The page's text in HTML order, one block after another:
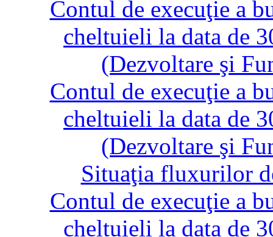
Contul de execuţie a
cheltuieli la data de
(Dezvoltare şi
Contul de execuţie a
cheltuieli la data de
(Dezvoltare şi
Situaţia fluxurilor
Contul de execuţie a
cheltuieli la data de